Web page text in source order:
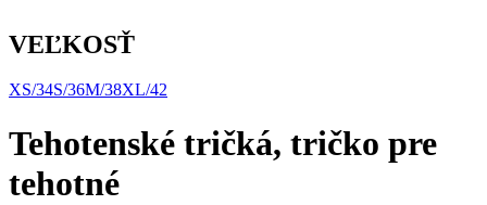
VEĽKOSŤ
XS/34S/36M/38XL/42
Tehotenské tričká, tričko pre
tehotné